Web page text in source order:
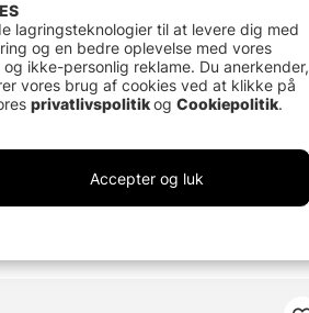
Mora Ice Cutting kit Lazer motor 250mm
EZ
lagringsteknologier til at levere dig med
og en bedre oplevelse med vores
ikke-personlig reklame. Du anerkender,
vores brug af cookies ved at klikke på
privatlivspolitikog Cookiepolitik.
Accepter og luk